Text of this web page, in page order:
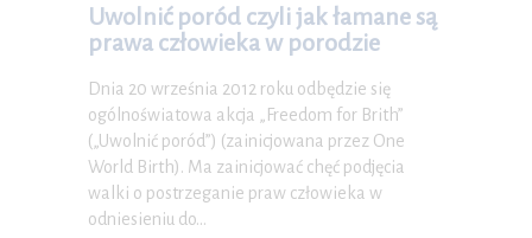
Uwolnić poród czyli jak łamane są
prawa człowieka w porodzie
Dnia 20 września 2012 roku odbędzie się
ogólnoświatowa akcja „Freedom for Brith”
(„Uwolnić poród”) (zainicjowana przez One
World Birth). Ma zainicjować chęć podjęcia
walki o postrzeganie praw człowieka w
odniesieniu do…